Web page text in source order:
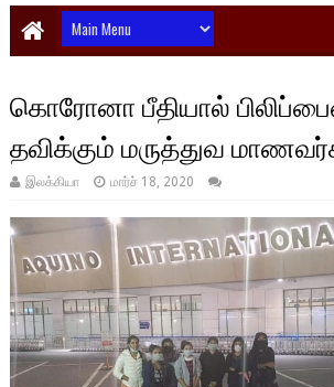
கொரோனா பீதியால்
தவிக்கும் மருத்துவ
இலக்கியா மார்ச் 18, 2020